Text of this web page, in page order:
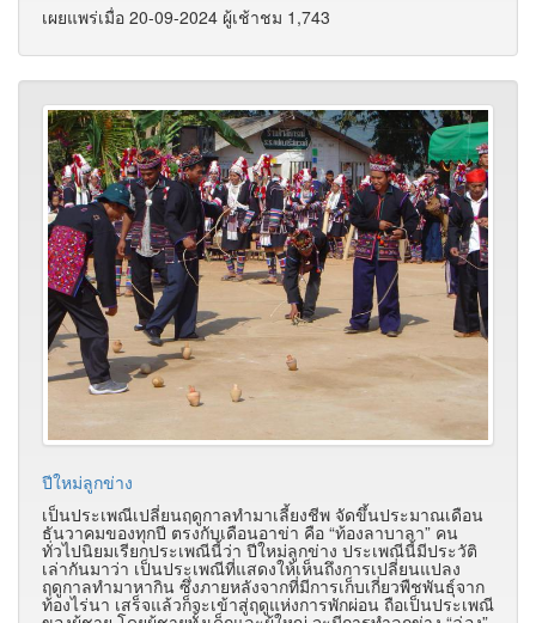
เผยแพร่เมื่อ 20-09-2024 ผู้เช้าชม 1,743
ปีใหม่ลูกข่าง
เป็นประเพณีเปลี่ยนฤดูกาลทำมาเลี้ยงชีพ จัดขึ้นประมาณเดือน
ธันวาคมของทุกปี ตรงกับเดือนอาข่า คือ “ท้องลาบาลา” คน
ทั่วไปนิยมเรียกประเพณีนี้ว่า ปีใหม่ลูกข่าง ประเพณีนี้มีประวัติ
เล่ากันมาว่า เป็นประเพณีที่แสดงให้เห็นถึงการเปลี่ยนแปลง
ฤดูกาลทำมาหากิน ซึ่งภายหลังจากที่มีการเก็บเกี่ยวพืชพันธุ์จาก
ท้องไร่นา เสร็จแล้วก็จะเข้าสู่ฤดูแห่งการพักผ่อน ถือเป็นประเพณี